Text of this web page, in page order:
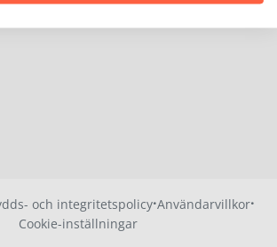
och integritetspolicy·Användarvillkor·
Cookie-inställningar